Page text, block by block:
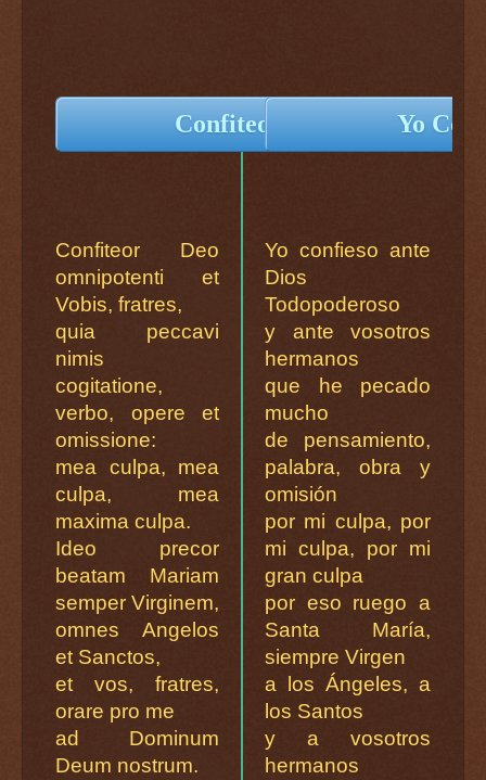
Confiteor Deo...
Confiteor Deo
omnipotenti et
Vobis, fratres,
quia peccavi
nimis
cogitatione,
verbo, opere et
omissione:
mea culpa, mea
culpa, mea
maxima culpa.
Ideo precor
beatam Mariam
semper Virginem,
omnes Angelos
et Sanctos,
et vos, fratres,
orare pro me
ad Dominum
Deum nostrum.
Yo
Yo confieso ante
Dios
Todopoderoso
y ante vosotros
hermanos
que he pecado
mucho
de pensamiento,
palabra, obra y
omisión
por mi culpa, por
mi culpa, por mi
gran culpa
por eso ruego a
Santa María,
siempre Virgen
a los Ángeles, a
los Santos
y a vosotros
hermanos